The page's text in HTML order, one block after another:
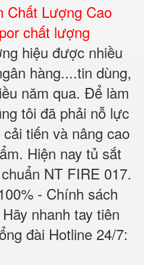
Chất Lượng Cao
chất lượng
hiệu được nhiều
hàng....tin dùng,
năm qua. Để làm
tôi đã phải nỗ lực
tiến và nâng cao
Hiện nay tủ sắt
NT FIRE 017.
- Chính sách
nhanh tay tiên
đài Hotline 24/7: